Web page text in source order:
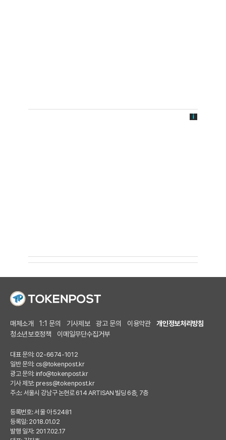
매체소개 1:1 문의 기사제보 광고 문의 이용약관
개인정보처리방침
청소년보호정책
이메일무단수집거부
대표 문의: 02-6674-1012
일반 문의: cs@tokenpost.kr
광고 문의: info@tokenpost.kr
기사 제보: press@tokenpost.kr
주소: 서울시 강남구 논현로 614 ARTISAN 빌딩 6층, 7층
등록번호: 서울 아 52481
등록일: 2018.01.02
발행 일자: 2017.02.17